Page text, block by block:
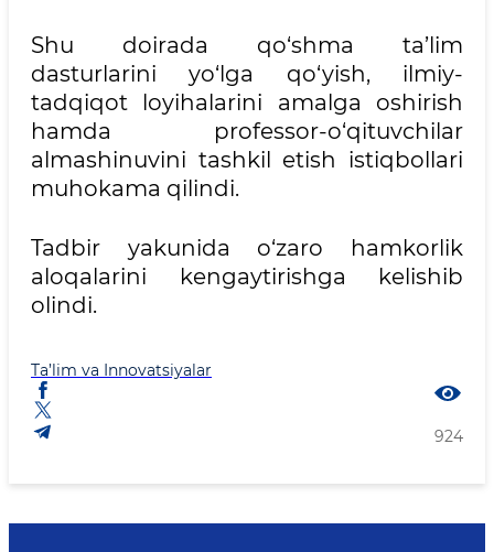
Shu doirada qo‘shma ta’lim
dasturlarini yo‘lga qo‘yish, ilmiy-
tadqiqot loyihalarini amalga oshirish
hamda professor-o‘qituvchilar
almashinuvini tashkil etish istiqbollari
muhokama qilindi.
Tadbir yakunida o‘zaro hamkorlik
aloqalarini kengaytirishga kelishib
olindi.
Ta’lim va Innovatsiyalar
924